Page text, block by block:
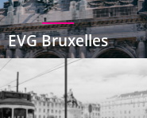
EVG Bruxelles